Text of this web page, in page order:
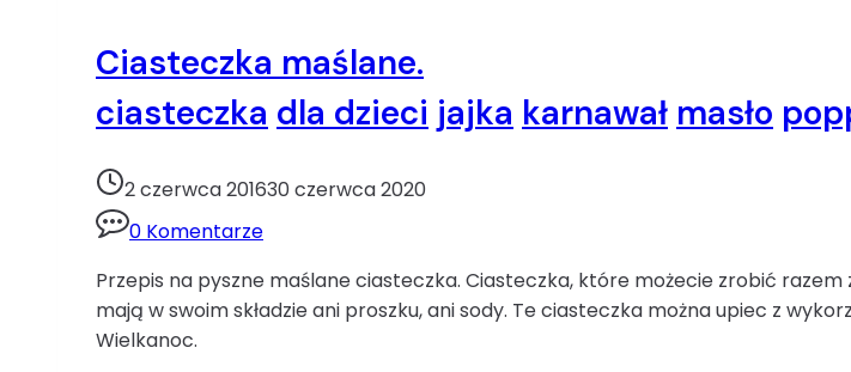
Ciasteczka maślane.
ciasteczka dla dzieci jajka karnawał masło
2 czerwca 201630 czerwca 2020
0 Komentarze
Przepis na pyszne maślane ciasteczka. Ciasteczka, które możecie zrobić
mają w swoim składzie ani proszku, ani sody. Te ciasteczka można upiec z
Wielkanoc.